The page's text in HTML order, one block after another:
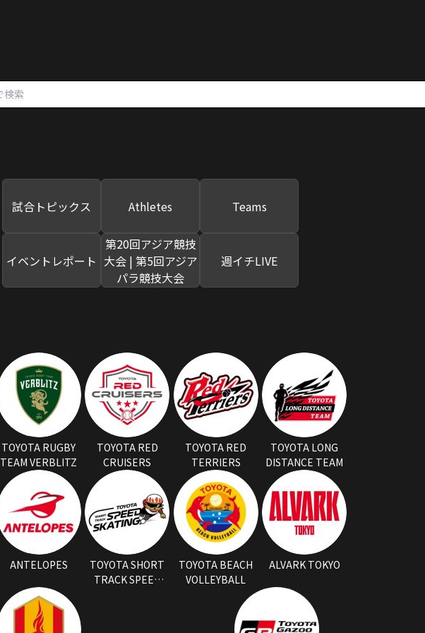
試合トピックス Athletes Teams
イベントレポート
第20回アジア競技
大会 | 第5回アジア
パラ競技大会
週イチLIVE
TOYOTA RUGBY
TEAM VERBLITZ
TOYOTA RED
CRUISERS
TOYOTA RED
TERRIERS
TOYOTA LONG
DISTANCE TEAM
ANTELOPES
TOYOTA SHORT
TRACK SPEED
TOYOTA BEACH
VOLLEYBALL
ALVARK TOKYO